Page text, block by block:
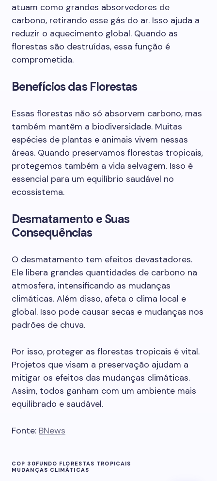
atuam como grandes absorvedores de
carbono, retirando esse gás do ar. Isso ajuda a
reduzir o aquecimento global. Quando as
florestas são destruídas, essa função é
comprometida.
Benefícios das Florestas
Essas florestas não só absorvem carbono, mas
também mantêm a biodiversidade. Muitas
espécies de plantas e animais vivem nessas
áreas. Quando preservamos florestas tropicais,
protegemos também a vida selvagem. Isso é
essencial para um equilíbrio saudável no
ecossistema.
Desmatamento e Suas
Consequências
O desmatamento tem efeitos devastadores.
Ele libera grandes quantidades de carbono na
atmosfera, intensificando as mudanças
climáticas. Além disso, afeta o clima local e
global. Isso pode causar secas e mudanças nos
padrões de chuva.
Por isso, proteger as florestas tropicais é vital.
Projetos que visam a preservação ajudam a
mitigar os efeitos das mudanças climáticas.
Assim, todos ganham com um ambiente mais
equilibrado e saudável.
Fonte: BNews
COP 30FUNDO FLORESTAS TROPICAIS
MUDANÇAS CLIMÁTICAS